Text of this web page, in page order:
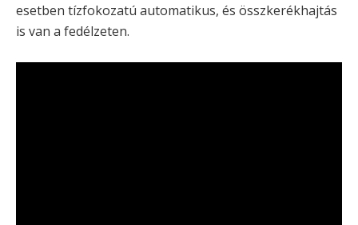
esetben tízfokozatú automatikus, és összkerékhajtás
is van a fedélzeten.